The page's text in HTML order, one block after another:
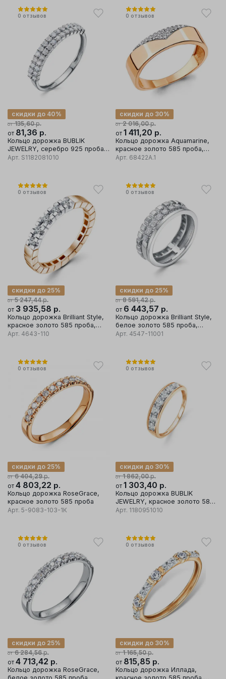
0 отзывов
от 135,60р.
скидки до 40%
от 81,36 р.
Кольцо дорожка BUBLIK
JEWELRY, серебро 925 проба,
вставка фианит
Арт. S1182081010
0 отзывов
от 2 016,00р.
скидки до 30%
от 1 411,20 р.
Кольцо дорожка Aquamarine,
красное золото 585 проба,
вставка фианит
Арт. 68422А.1
0 отзывов
от 5 247,44р.
скидки до 25%
от 3 935,58 р.
Кольцо дорожка Brilliant Style,
красное золото 585 проба,
вставка бриллиант
Арт. 4643-110
0 отзывов
от 8 591,42р.
скидки до 25%
от 6 443,57 р.
Кольцо дорожка Brilliant Style,
белое золото 585 проба,
вставка бриллиант
Арт. 4547-11001
0 отзывов
от 6 404,29р.
скидки до 25%
от 4 803,22 р.
Кольцо дорожка RoseGrace,
красное золото 585 проба
Арт. 5-9083-103-1К
0 отзывов
от 1 862,00р.
скидки до 30%
от 1 303,40 р.
Кольцо дорожка BUBLIK
JEWELRY, красное золото 585
проба, вставка фианит
Арт. 1180951010
0 отзывов
от 6 284,56р.
скидки до 25%
от 4 713,42 р.
Кольцо дорожка RoseGrace,
0 отзывов
от 1 165,50р.
скидки до 30%
от 815,85 р.
Кольцо дорожка Иллада,